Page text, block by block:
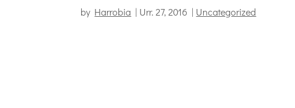
by Harrobia | Urr. 27, 2016 | Uncategorized